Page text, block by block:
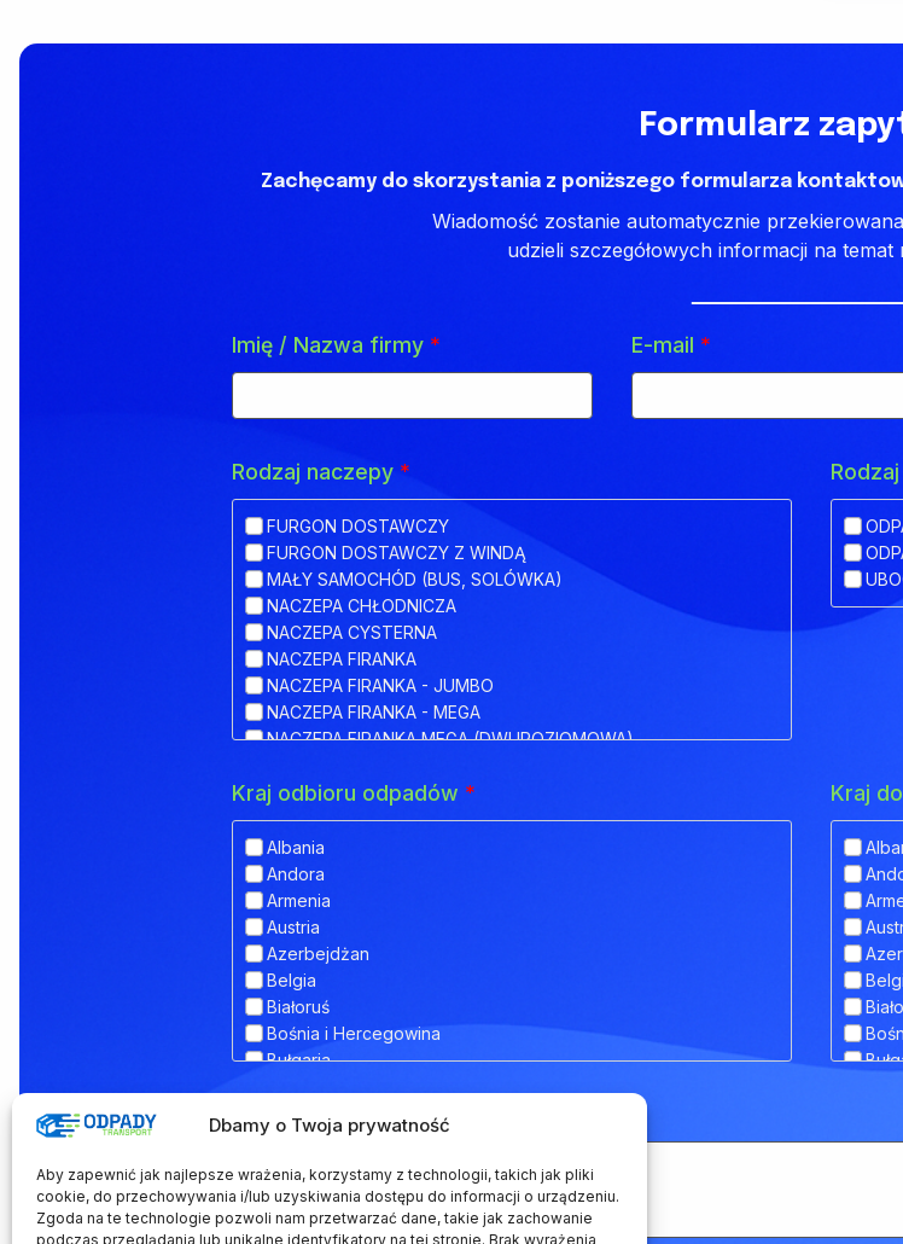
Dbamy o Twoja prywatność
Aby zapewnić jak najlepsze wrażenia, korzystamy z technologii, takich jak pliki
cookie, do przechowywania i/lub uzyskiwania dostępu do informacji o urządzeniu.
Zgoda na te technologie pozwoli nam przetwarzać dane, takie jak zachowanie
podczas przeglądania lub unikalne identyfikatory na tej stronie. Brak wyrażenia
Formularz
Zachęcamy do skorzystania z poniższego formularza
Wiadomość zostanie automatycznie
udzieli szczegółowych informacji na temat
Imię / Nazwa firmy * E-mail *
Rodzaj naczepy *
FURGON DOSTAWCZY
FURGON DOSTAWCZY Z WINDĄ
MAŁY SAMOCHÓD (BUS, SOLÓWKA)
NACZEPA CHŁODNICZA
NACZEPA CYSTERNA
NACZEPA FIRANKA
NACZEPA FIRANKA - JUMBO
NACZEPA FIRANKA - MEGA
NACZEPA FIRANKA MEGA (DWUPOZIOMOWA)
NACZEPA HAKOWA Z PRZYCZEPĄ
NACZEPA IZOTERMA
NACZEPA KŁONICOWA
NACZEPA KONTENEROWA
NACZEPA MEGA (NISKOPODWOZIOWA)
NACZEPA NISKOPODWOZIOWA
NACZEPA NISKOPODWOZIOWA Z OBNIŻONYM POKŁADEM
NACZEPA ODKRYTA (FLATBED)
NACZEPA PLATFORMA
NACZEPA PLATFORMOWA BDF
NACZEPA PRZEZNACZONA DO TRANSPORTU ZWIERZĄT
NACZEPA TELEMEGA
NACZEPA TYPU INLOADER
NACZEPA TYPU JOLODA
Kraj odbioru odpadów *
Albania
Andora
Armenia
Austria
Azerbejdżan
Belgia
Białoruś
Bośnia i Hercegowina
Bułgaria
Czarnogóra
Czechy
Dania
Estonia
Kraj
Dodatkowe informacje